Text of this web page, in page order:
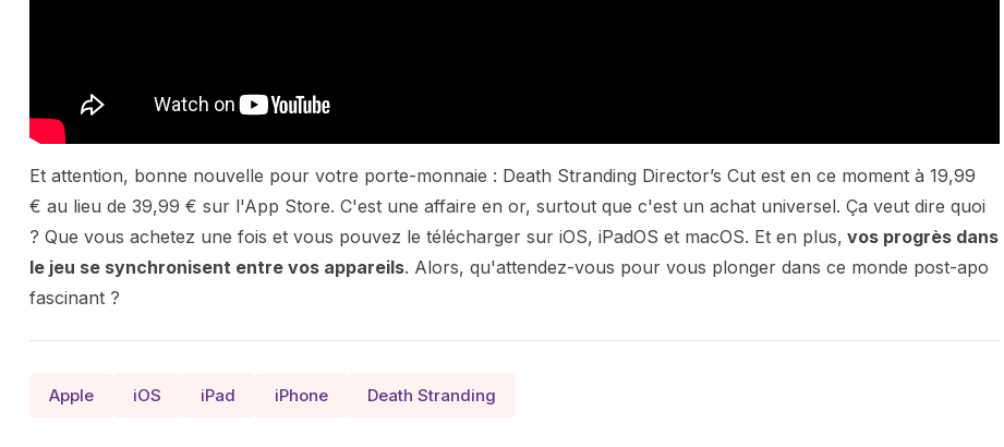
Et attention, bonne nouvelle pour votre porte-monnaie : Death Stranding Director’s Cut est en ce moment à 19,99
€ au lieu de 39,99 € sur l'App Store. C'est une affaire en or, surtout que c'est un achat universel. Ça veut dire quoi
? Que vous achetez une fois et vous pouvez le télécharger sur iOS, iPadOS et macOS. Et en plus, vos progrès dans
le jeu se synchronisent entre vos appareils. Alors, qu'attendez-vous pour vous plonger dans ce monde post-apo
fascinant ?
Apple iOS iPad iPhone Death Stranding